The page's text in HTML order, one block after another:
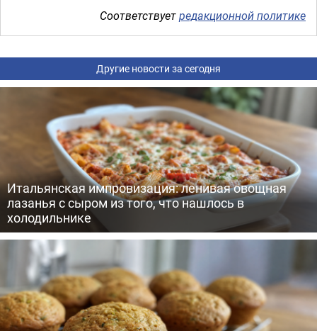
Соответствуетредакционной политике
Другие новости за сегодня
Итальянская импровизация: ленивая овощная
лазанья с сыром из того, что нашлось в
холодильнике